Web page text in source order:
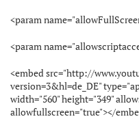
<param
<param
<embed src="http://
version=3&hl=de_DE"
width="560" height="349"
allowfullscreen="true"></